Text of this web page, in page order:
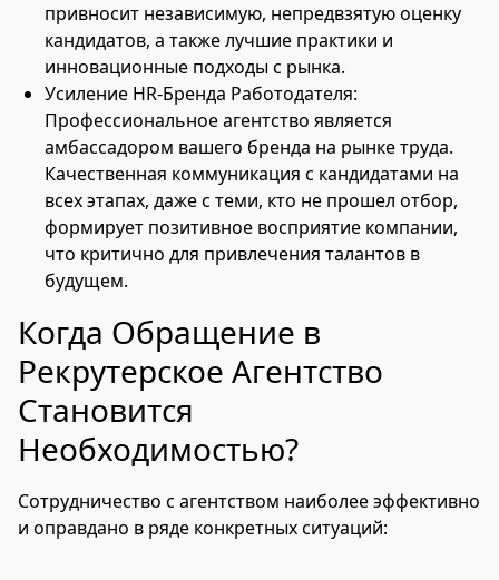
привносит независимую, непредвзятую оценку
кандидатов, а также лучшие практики и
инновационные подходы с рынка.
Усиление HR-Бренда Работодателя:
Профессиональное агентство является
амбассадором вашего бренда на рынке труда.
Качественная коммуникация с кандидатами на
всех этапах, даже с теми, кто не прошел отбор,
формирует позитивное восприятие компании,
что критично для привлечения талантов в
будущем.
Когда Обращение в
Рекрутерское Агентство
Становится
Необходимостью?
Сотрудничество с агентством наиболее эффективно
и оправдано в ряде конкретных ситуаций: